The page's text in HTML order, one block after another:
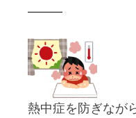
熱中症を防ぎなが